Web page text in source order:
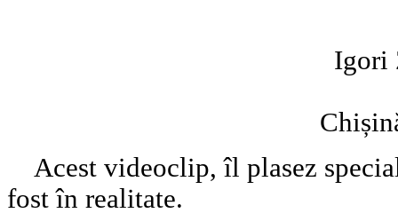
Igori
Chișinău,
Acest videoclip, îl plasez
fost în realitate.